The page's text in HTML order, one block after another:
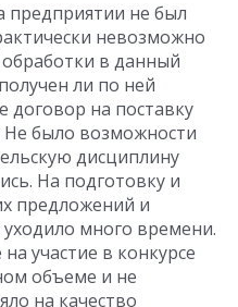
предприятии не был
невозможно
в данный
ли по ней
договор на поставку
Не было возможности
дисциплину
На подготовку и
предложений и
много времени.
участие в конкурсе
объеме и не
на качество